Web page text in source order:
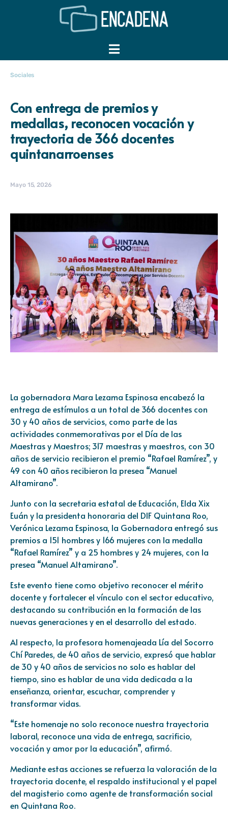
Sociales
Con entrega de premios y
medallas, reconocen vocación y
trayectoria de 366 docentes
quintanarroenses
Mayo 15, 2026
La gobernadora Mara Lezama Espinosa encabezó la
entrega de estímulos a un total de 366 docentes con
30 y 40 años de servicios, como parte de las
actividades conmemorativas por el Día de las
Maestras y Maestros; 317 maestras y maestros, con 30
años de servicio recibieron el premio “Rafael Ramírez”, y
49 con 40 años recibieron la presea “Manuel
Altamirano”.
Junto con la secretaria estatal de Educación, Elda Xix
Euán y la presidenta honoraria del DIF Quintana Roo,
Verónica Lezama Espinosa, la Gobernadora entregó sus
premios a 151 hombres y 166 mujeres con la medalla
“Rafael Ramírez” y a 25 hombres y 24 mujeres, con la
presea “Manuel Altamirano”.
Este evento tiene como objetivo reconocer el mérito
docente y fortalecer el vínculo con el sector educativo,
destacando su contribución en la formación de las
nuevas generaciones y en el desarrollo del estado.
Al respecto, la profesora homenajeada Lía del Socorro
Chí Paredes, de 40 años de servicio, expresó que hablar
de 30 y 40 años de servicios no solo es hablar del
tiempo, sino es hablar de una vida dedicada a la
enseñanza, orientar, escuchar, comprender y
transformar vidas.
“Este homenaje no solo reconoce nuestra trayectoria
laboral, reconoce una vida de entrega, sacrificio,
vocación y amor por la educación”, afirmó.
Mediante estas acciones se refuerza la valoración de la
trayectoria docente, el respaldo institucional y el papel
del magisterio como agente de transformación social
en Quintana Roo.